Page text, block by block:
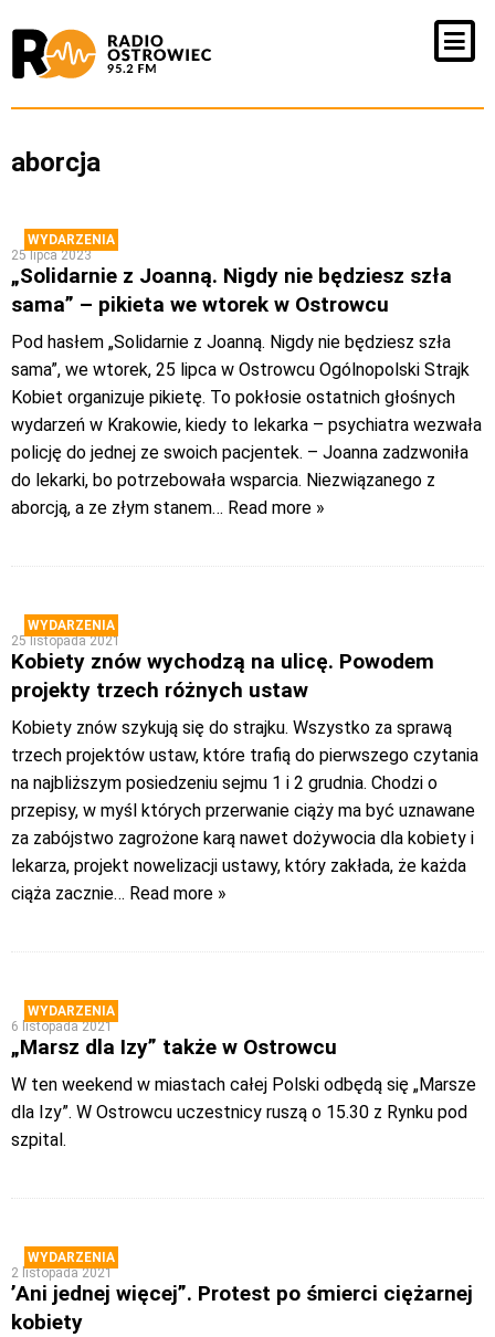
aborcja
WYDARZENIA
25 lipca 2023
„Solidarnie z Joanną. Nigdy nie będziesz szła
sama” – pikieta we wtorek w Ostrowcu
Pod hasłem „Solidarnie z Joanną. Nigdy nie będziesz szła
sama”, we wtorek, 25 lipca w Ostrowcu Ogólnopolski Strajk
Kobiet organizuje pikietę. To pokłosie ostatnich głośnych
wydarzeń w Krakowie, kiedy to lekarka – psychiatra wezwała
policję do jednej ze swoich pacjentek. – Joanna zadzwoniła
do lekarki, bo potrzebowała wsparcia. Niezwiązanego z
aborcją, a ze złym stanem… Read more »
WYDARZENIA
25 listopada 2021
Kobiety znów wychodzą na ulicę. Powodem
projekty trzech różnych ustaw
Kobiety znów szykują się do strajku. Wszystko za sprawą
trzech projektów ustaw, które trafią do pierwszego czytania
na najbliższym posiedzeniu sejmu 1 i 2 grudnia. Chodzi o
przepisy, w myśl których przerwanie ciąży ma być uznawane
za zabójstwo zagrożone karą nawet dożywocia dla kobiety i
lekarza, projekt nowelizacji ustawy, który zakłada, że każda
ciąża zacznie… Read more »
WYDARZENIA
6 listopada 2021
„Marsz dla Izy” także w Ostrowcu
W ten weekend w miastach całej Polski odbędą się „Marsze
dla Izy”. W Ostrowcu uczestnicy ruszą o 15.30 z Rynku pod
szpital.
WYDARZENIA
2 listopada 2021
’Ani jednej więcej”. Protest po śmierci ciężarnej
kobiety